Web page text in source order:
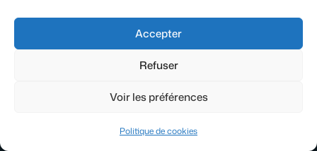
Accepter
Refuser
Voir les préférences
Politique de cookies
Prouver une relation extraconjugale sans enfreindre
la loi
Jogging de ville femme : comment le porter avec style
Gleese : la plateforme qui réinvente les rencontres